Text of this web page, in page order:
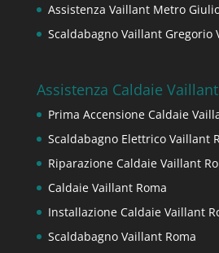
Assistenza Vaillant Metro
Scaldabagno Vaillant Gregorio
Assistenza Caldaie
Prima Accensione Caldaie
Scaldabagno Elettrico Vaillant
Riparazione Caldaie Vaillant
Caldaie Vaillant Roma
Installazione Caldaie Vaillant
Scaldabagno Vaillant Roma